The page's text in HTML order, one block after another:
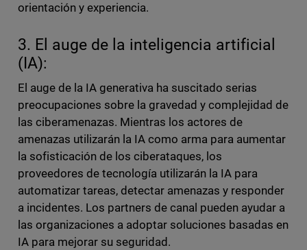
orientación y experiencia.
3. El auge de la inteligencia artificial
(IA):
El auge de la IA generativa ha suscitado serias
preocupaciones sobre la gravedad y complejidad de
las ciberamenazas. Mientras los actores de
amenazas utilizarán la IA como arma para aumentar
la sofisticación de los ciberataques, los
proveedores de tecnología utilizarán la IA para
automatizar tareas, detectar amenazas y responder
a incidentes. Los partners de canal pueden ayudar a
las organizaciones a adoptar soluciones basadas en
IA para mejorar su seguridad.